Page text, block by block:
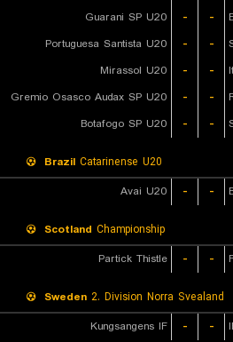
Guarani SP U20
- -
Portuguesa Santista U20
- -
Mirassol U20
- -
Gremio Osasco Audax SP U20
- -
Botafogo SP U20
- -
Brazil Catarinense U20
Avai U20
- -
Scotland Championship
Partick Thistle
- -
Sweden 2. Division Norra Svealand
Kungsangens IF
- -